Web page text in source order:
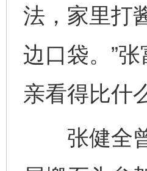
法，家里打
边口袋。”
亲看得比什
张健全曾